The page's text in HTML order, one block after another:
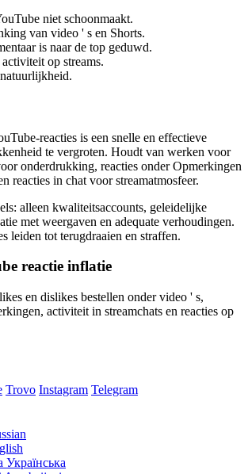
niet schoonmaakt.
van video ' s en Shorts.
is naar de top geduwd.
op streams.
reacties is een snelle en effectieve
te vergroten. Houdt van werken voor
onderdrukking, reacties onder Opmerkingen
reacties in chat voor streamatmosfeer.
alleen kwaliteitsaccounts, geleidelijke
met weergaven en adequate verhoudingen.
leiden tot terugdraaien en straffen.
reactie inflatie
en dislikes bestellen onder video ' s,
activiteit in streamchats en reacties op
Trovo Instagram Telegram
Українська